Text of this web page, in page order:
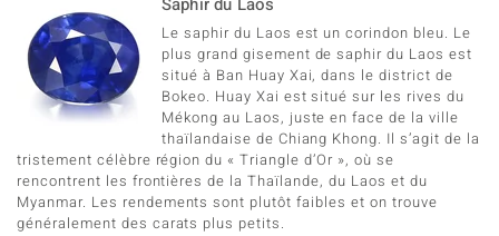
Saphir du Laos
Le saphir du Laos est un corindon bleu. Le
plus grand gisement de saphir du Laos est
situé à Ban Huay Xai, dans le district de
Bokeo. Huay Xai est situé sur les rives du
Mékong au Laos, juste en face de la ville
thaïlandaise de Chiang Khong. Il s’agit de la
tristement célèbre région du « Triangle d’Or », où se
rencontrent les frontières de la Thaïlande, du Laos et du
Myanmar. Les rendements sont plutôt faibles et on trouve
généralement des carats plus petits.